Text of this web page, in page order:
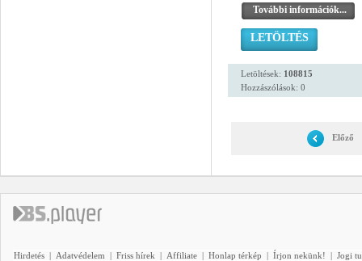
További információk...
LETÖLTÉS
Letöltések: 108815
Hozzászólások: 0
Előző
Hirdetés | Adatvédelem | Friss hírek | Affiliate | Honlap térkép | Írjon nekünk! | Jogi